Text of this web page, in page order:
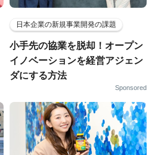
日本企業の新規事業開発の課題
小手先の協業を脱却！オープン
イノベーションを経営アジェン
ダにする方法
Sponsored